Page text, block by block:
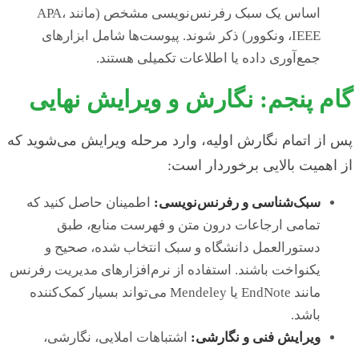
اساس یک سبک رفرنس‌نویسی مشخص (مانند APA،
IEEE، ونکوور) ذکر شوند. پیوست‌ها شامل ابزارهای
جمع‌آوری داده یا اطلاعات تکمیلی هستند.
گام پنجم: نگارش و ویرایش نهایی
پس از اتمام نگارش اولیه، وارد مرحله ویرایش می‌شوید که
از اهمیت بالایی برخوردار است:
سبک‌شناسی و رفرنس‌نویسی: اطمینان حاصل کنید که
تمامی ارجاعات درون متن و فهرست منابع، طبق
دستورالعمل دانشگاه و سبک انتخاب شده، صحیح و
یکنواخت باشند. استفاده از نرم‌افزارهای مدیریت رفرنس
مانند EndNote یا Mendeley می‌تواند بسیار کمک‌کننده
باشد.
ویرایش فنی و نگارشی: اشتباهات املایی، نگارشی،